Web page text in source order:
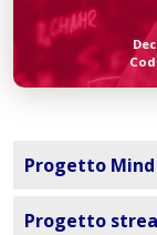
Progetto Mind
Progetto